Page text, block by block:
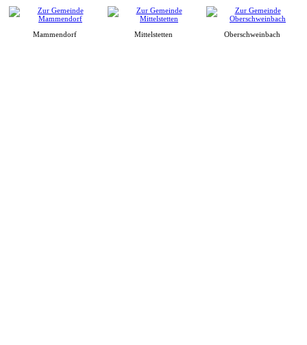
Mammendorf Mittelstetten Oberschweinbach